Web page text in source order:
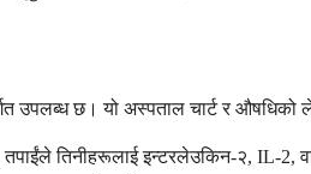
उपलब्ध छ। यो अस्पताल चार्ट र
तपाईंले तिनीहरूलाई इन्टरलेउकिन-२,